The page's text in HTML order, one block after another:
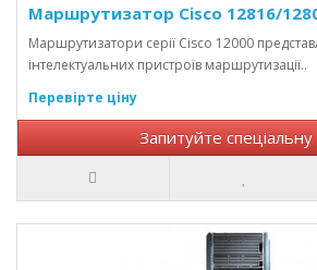
Маршрутизатор Cisco 12816/
Маршрутизатори серії Cisco 12000
інтелектуальних пристроїв маршрутизації..
Перевірте ціну
Запитуйте спеціальну